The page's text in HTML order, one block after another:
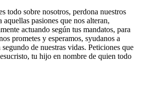
todo sobre nosotros, perdona nuestros
aquellas pasiones que nos alteran,
actuando según tus mandatos, para
prometes y esperamos, syudanos a
de nuestras vidas. Peticiones que
tu hijo en nombre de quien todo